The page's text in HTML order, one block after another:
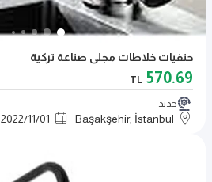
حنفيات خلاطات مجلى صناعة تركية
570.69
TL
جديد
Başakşehir, İstanbul
2022/11/01